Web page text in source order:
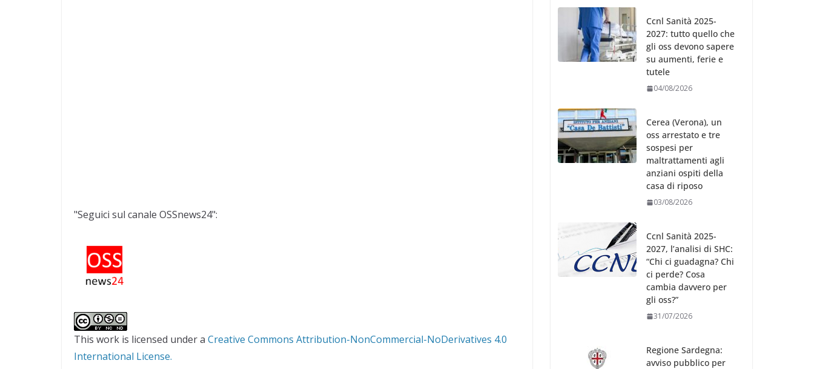
"Seguici sul canale OSSnews24":
This work is licensed under a Creative Commons Attribution-NonCommercial-NoDerivatives 4.0
International License.
Ccnl Sanità 2025-
2027: tutto quello che
gli oss devono sapere
su aumenti, ferie e
tutele
04/08/2026
Cerea (Verona), un
oss arrestato e tre
sospesi per
maltrattamenti agli
anziani ospiti della
casa di riposo
03/08/2026
Ccnl Sanità 2025-
2027, l’analisi di SHC:
“Chi ci guadagna? Chi
ci perde? Cosa
cambia davvero per
gli oss?”
31/07/2026
Regione Sardegna:
avviso pubblico per